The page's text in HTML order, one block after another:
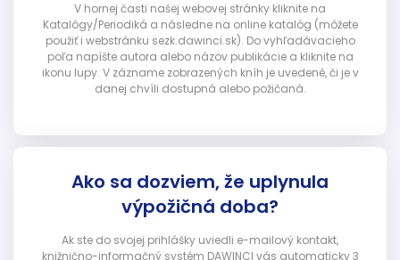
V hornej časti našej webovej stránky kliknite na
Katalógy/Periodiká a následne na online katalóg (môžete
použiť i webstránku sezk.dawinci.sk). Do vyhľadávacieho
poľa napíšte autora alebo názov publikácie a kliknite na
ikonu lupy. V zázname zobrazených kníh je uvedené, či je v
danej chvíli dostupná alebo požičaná.
Ako sa dozviem, že uplynula
výpožičná doba?
Ak ste do svojej prihlášky uviedli e-mailový kontakt,
knižnično-informačný systém DAWINCI vás automaticky 3